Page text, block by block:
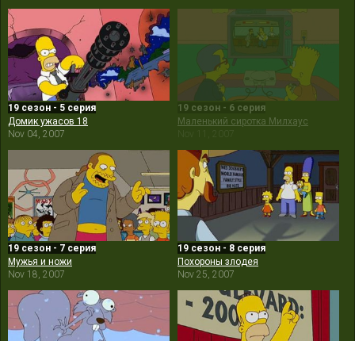
19 сезон - 5 серия
Домик ужасов 18
Nov 04, 2007
19 сезон - 6 серия
Маленький сиротка Милхаус
19 сезон - 7 серия
Мужья и ножи
Nov 18, 2007
19 сезон - 8 серия
Похороны злодея
Nov 25, 2007